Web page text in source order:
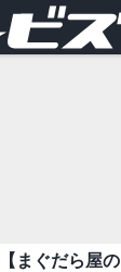
ドラマ
【まぐだら屋